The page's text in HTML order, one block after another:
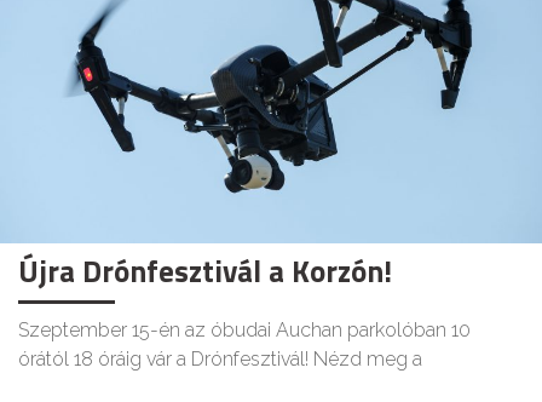
Újra Drónfesztivál a Korzón!
Szeptember 15-én az óbudai Auchan parkolóban 10
órától 18 óráig vár a Drónfesztivál! Nézd meg a